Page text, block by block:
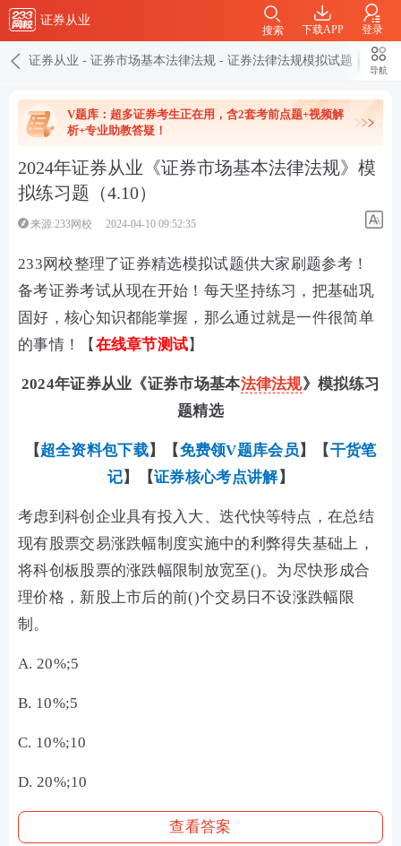
证券从业
下载APP 登录
搜索
证券从业 - 证券市场基本法律法规 - 证券法律法规模拟试题
导航
V题库：超多证券考生正在用，含2套考前点题+视频解
析+专业助教答疑！
2024年证券从业《证券市场基本法律法规》模
拟练习题（4.10）
来源:233网校 2024-04-10 09:52:35
233网校整理了证券精选模拟试题供大家刷题参考！
备考证券考试从现在开始！每天坚持练习，把基础巩
固好，核心知识都能掌握，那么通过就是一件很简单
的事情！【 在线章节测试】
2024年证券从业《证券市场基本法律法规》模拟练习
题精选
【超全资料包下载】【免费领V题库会员 】【干货笔
记】【证券核心考点讲解】
考虑到科创企业具有投入大、迭代快等特点，在总结
现有股票交易涨跌幅制度实施中的利弊得失基础上，
将科创板股票的涨跌幅限制放宽至()。为尽快形成合
理价格，新股上市后的前()个交易日不设涨跌幅限
制。
A. 20%;5
B. 10%;5
C. 10%;10
D. 20%;10
查看答案